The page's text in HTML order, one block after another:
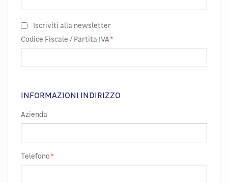
Iscriviti alla newsletter
*
Codice Fiscale / Partita IVA
INFORMAZIONI INDIRIZZO
Azienda
*
Telefono